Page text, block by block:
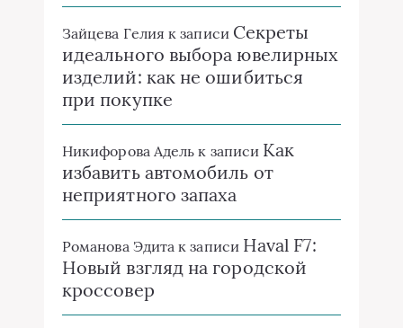
Зайцева Гелия к записи Секреты
идеального выбора ювелирных
изделий: как не ошибиться
при покупке
Никифорова Адель к записи Как
избавить автомобиль от
неприятного запаха
Романова Эдита к записи Haval F7:
Новый взгляд на городской
кроссовер